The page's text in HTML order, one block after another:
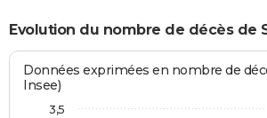
Evolution du nombre de décès de
Données exprimées en nombre de
Insee)
3,5